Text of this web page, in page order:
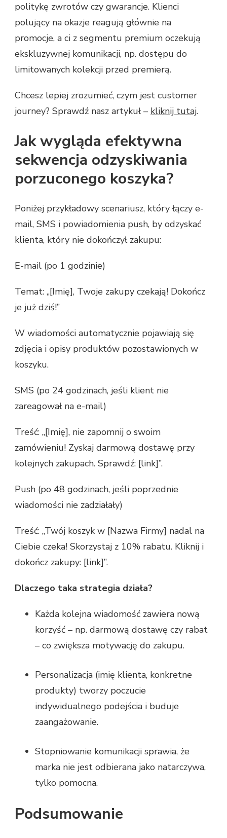
politykę zwrotów czy gwarancje. Klienci
polujący na okazje reagują głównie na
promocje, a ci z segmentu premium oczekują
ekskluzywnej komunikacji, np. dostępu do
limitowanych kolekcji przed premierą.
Chcesz lepiej zrozumieć, czym jest customer
journey? Sprawdź nasz artykuł – kliknij tutaj.
Jak wygląda efektywna
sekwencja odzyskiwania
porzuconego koszyka?
Poniżej przykładowy scenariusz, który łączy e-
mail, SMS i powiadomienia push, by odzyskać
klienta, który nie dokończył zakupu:
E-mail (po 1 godzinie)
Temat: „[Imię], Twoje zakupy czekają! Dokończ
je już dziś!”
W wiadomości automatycznie pojawiają się
zdjęcia i opisy produktów pozostawionych w
koszyku.
SMS (po 24 godzinach, jeśli klient nie
zareagował na e-mail)
Treść: „[Imię], nie zapomnij o swoim
zamówieniu! Zyskaj darmową dostawę przy
kolejnych zakupach. Sprawdź: [link]”.
Push (po 48 godzinach, jeśli poprzednie
wiadomości nie zadziałały)
Treść: „Twój koszyk w [Nazwa Firmy] nadal na
Ciebie czeka! Skorzystaj z 10% rabatu. Kliknij i
dokończ zakupy: [link]”.
Dlaczego taka strategia działa?
Każda kolejna wiadomość zawiera nową
korzyść – np. darmową dostawę czy rabat
– co zwiększa motywację do zakupu.
Personalizacja (imię klienta, konkretne
produkty) tworzy poczucie
indywidualnego podejścia i buduje
zaangażowanie.
Stopniowanie komunikacji sprawia, że
marka nie jest odbierana jako natarczywa,
tylko pomocna.
Podsumowanie